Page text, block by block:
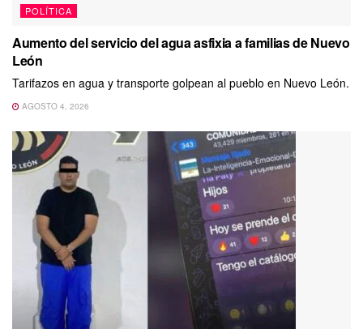
POLÍTICA
Aumento del servicio del agua asfixia a familias de Nuevo
León
Tarifazos en agua y transporte golpean al pueblo en Nuevo León.
AGOSTO 4, 2026